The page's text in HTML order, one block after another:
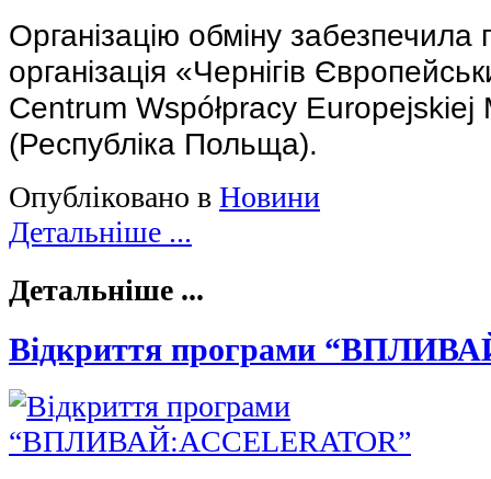
Організацію обміну забезпечила
організація «Чернігів
Centrum Współpracy Europejskiej
(Республіка Польща).
Опубліковано в Новини
Детальніше ...
Детальніше ...
Відкриття програми